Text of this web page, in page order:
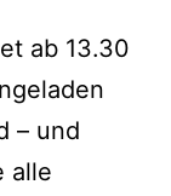
ab 13.30
– und
alle